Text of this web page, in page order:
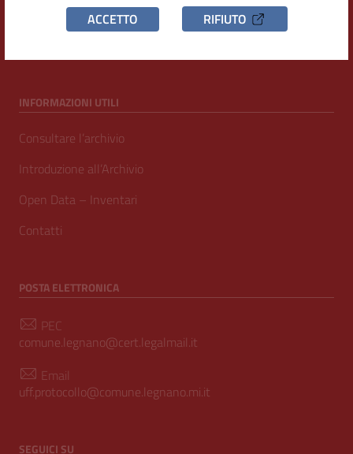
ACCETTO RIFIUTO
C.F. / P.IVA
INFORMAZIONI UTILI
Consultare l’archivio
Introduzione all’Archivio
Open Data – Inventari
Contatti
POSTA ELETTRONICA
PEC
comune.legnano@cert.legalmail.it
Email
uff.protocollo@comune.legnano.mi.it
SEGUICI SU